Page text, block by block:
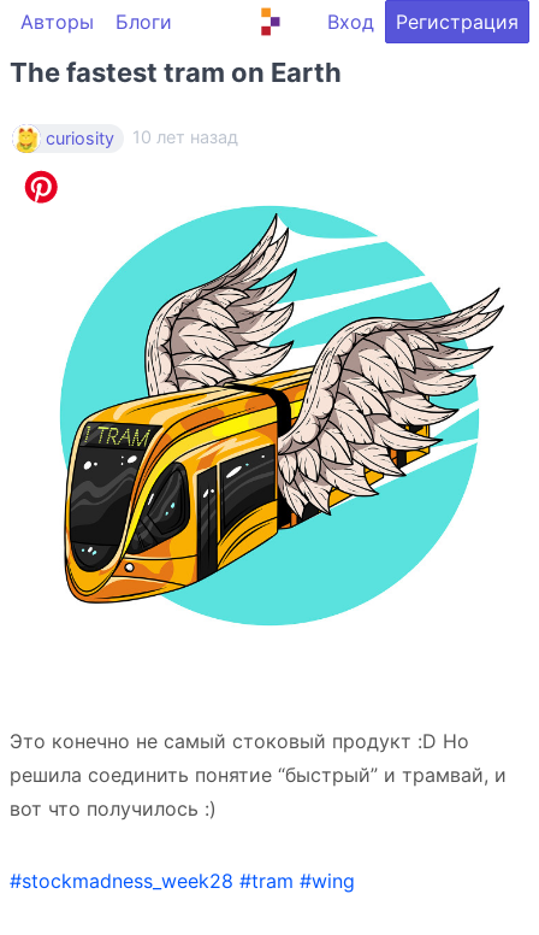
Авторы Блоги Вход Регистрация
The fastest tram on Earth
curiosity 10 лет назад
Это конечно не самый стоковый продукт :D Но
решила соединить понятие “быстрый” и трамвай, и
вот что получилось :)
#stockmadness_week28 #tram #wing